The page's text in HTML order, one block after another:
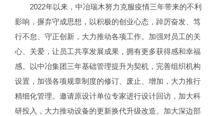
2022年以来，中冶瑞木努力克服疫情三年带来的不利
影响，摒弃守成思想，以积极的创业心态，踔厉奋发、笃
行不怠、守正创新，大力推动各项工作。加强对员工的关
心、关爱，让员工共享发展成果，拥有更多获得感和幸福
感。以中冶集团三年基础管理提升为契机，完善组织机构
设置，加强各项规章制度的修订、废止、增加，大力推行
精细化管理。邀请原设计单位专家进行设计回访，加大科
研投入，大力推动设备的更新换代升级改造。加大深边部